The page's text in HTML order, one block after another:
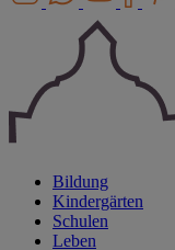
Bildung
Kindergärten
Schulen
Leben